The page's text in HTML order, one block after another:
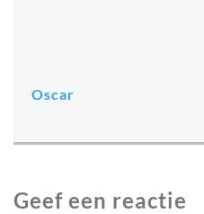
Oscar
Geef een reactie